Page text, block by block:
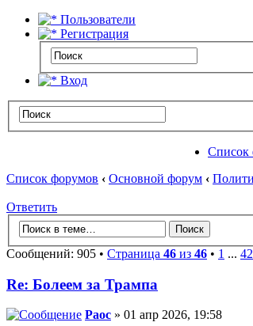
Пользователи
Регистрация
Вход
Список
Список форумов ‹ Основной форум ‹
Ответить
Сообщений: 905 • Страница 46 из 46 • 1 ... 42
Re: Болеем за Трампа
Раос » 01 апр 2026, 19:58